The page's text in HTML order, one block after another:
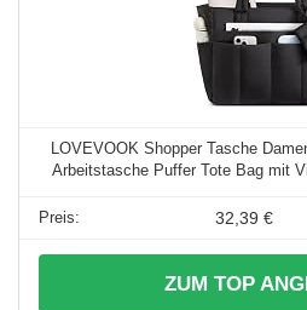
LOVEVOOK Shopper Tasche
Arbeitstasche Puffer Tote Bag mit
32,39 €
ZUM TOP